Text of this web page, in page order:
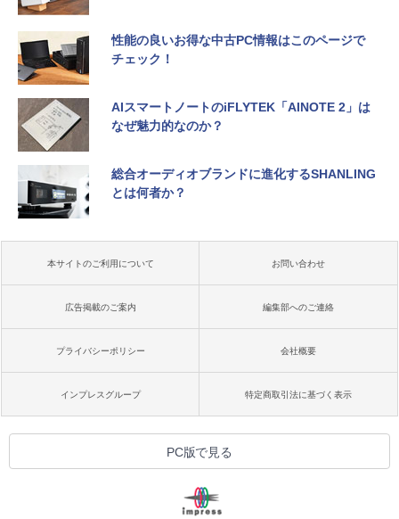
性能の良いお得な中古PC情報はこのページで
チェック！
AIスマートノートのiFLYTEK「AINOTE 2」は
なぜ魅力的なのか？
総合オーディオブランドに進化するSHANLING
とは何者か？
本サイトのご利用について お問い合わせ
広告掲載のご案内 編集部へのご連絡
プライバシーポリシー 会社概要
インプレスグループ 特定商取引法に基づく表示
PC版で見る